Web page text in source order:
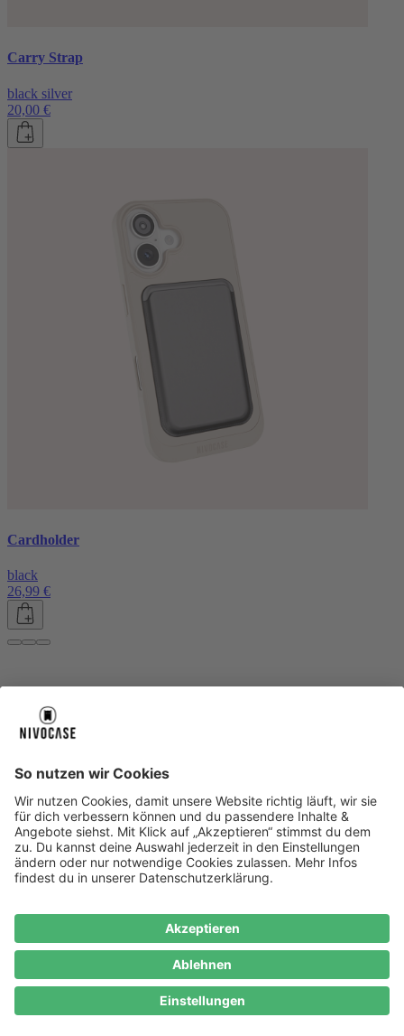
Carry Strap
black silver
20,00 €
Cardholder
black
26,99 €
About NIVOCASE
Geschäftskunden
Zahlungsarten Versandinfos Alle Hilfe-Themen
Zufriedenheitsgarantie
Service
Service
AGB VERTRAG WIDERRUFEN Datenschutz
Ombudsmann
Barrierefreiheit Lieferantenkodex Bestell-Prozess
Samsung Handyhüllen
Handyhüllen Handyketten
Cookie Consent
* Preisangaben inkl. Mwst. und zzgl.Versandkosten